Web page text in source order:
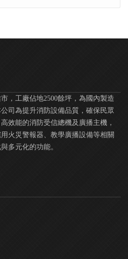
，工廠佔地2500餘坪，為國內製造
司為提升消防設備品質，確保民眾
效能的消防受信總機及廣播主機，
火災警報器、教學廣播設備等相關
多元化的功能。